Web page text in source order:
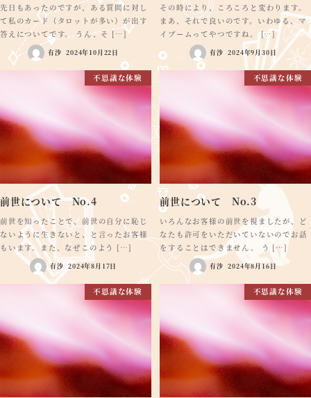
先日もあったのですが、ある質問に対し
て私のカード（タロットが多い）が出す
答えについてです。 うん、そ […]
有沙 2024年10月22日
その時により、ころころと変わります。
まあ、それで良いのです。いわゆる、マ
イブームってやつですね。 […]
有沙 2024年9月30日
不思議な体験
前世について No.4
前世を知ったことで、前世の自分に恥じ
ないように生きないと、と言ったお客様
もいます。また、なぜこのよう […]
有沙 2024年8月17日
不思議な体験
前世について No.3
いろんなお客様の前世を視ましたが、ど
なたも許可をいただいていないのでお話
をすることはできません。 う […]
有沙 2024年8月16日
不思議な体験 不思議な体験